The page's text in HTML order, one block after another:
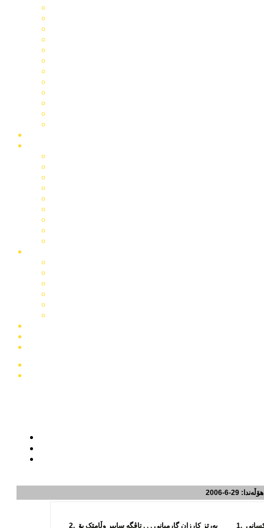
هۆڵه‌ندا: 29-6-2006
1.
2. وڵامێک بۆ به‌رێز کارزان گارمیانی . . . تاڤگه‌ سابیر